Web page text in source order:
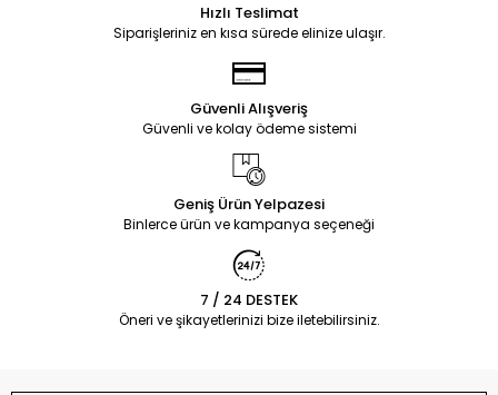
Hızlı Teslimat
Siparişleriniz en kısa sürede elinize ulaşır.
Güvenli Alışveriş
Güvenli ve kolay ödeme sistemi
Geniş Ürün Yelpazesi
Binlerce ürün ve kampanya seçeneği
7 / 24 DESTEK
Öneri ve şikayetlerinizi bize iletebilirsiniz.